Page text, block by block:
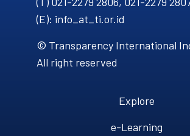
(E): info_at_ti.or.id
© Transparency International
All right reserved
Explore
e-Learning